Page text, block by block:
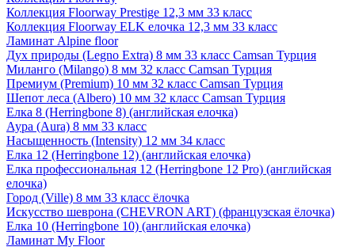
Коллекция Floorway Prestige 12,3 мм 33 класс
Коллекция Floorway ELK елочка 12,3 мм 33 класс
Ламинат Alpine floor
Дух природы (Legno Extra) 8 мм 33 класс Camsan Турция
Миланго (Milango) 8 мм 32 класс Camsan Турция
Премиум (Premium) 10 мм 32 класс Camsan Турция
Шепот леса (Albero) 10 мм 32 класс Camsan Турция
Елка 8 (Herringbone 8) (английская елочка)
Аура (Aura) 8 мм 33 класс
Насыщенность (Intensity) 12 мм 34 класс
Елка 12 (Herringbone 12) (английская елочка)
Елка профессиональная 12 (Herringbone 12 Pro) (английская
елочка)
Город (Ville) 8 мм 33 класс ёлочка
Искусство шеврона (CHEVRON ART) (французская ёлочка)
Елка 10 (Herringbone 10) (английская елочка)
Ламинат My Floor